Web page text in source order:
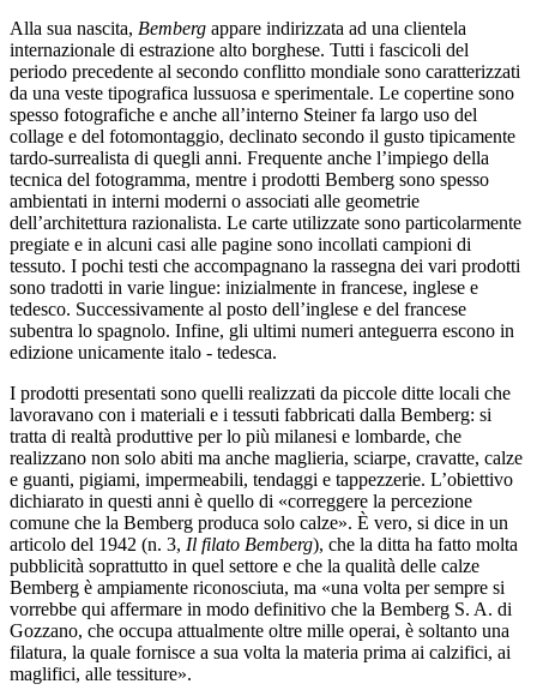
Alla sua nascita, Bemberg appare indirizzata ad una clientela
internazionale di estrazione alto borghese. Tutti i fascicoli del
periodo precedente al secondo conflitto mondiale sono caratterizzati
da una veste tipografica lussuosa e sperimentale. Le copertine sono
spesso fotografiche e anche all’interno Steiner fa largo uso del
collage e del fotomontaggio, declinato secondo il gusto tipicamente
tardo-surrealista di quegli anni. Frequente anche l’impiego della
tecnica del fotogramma, mentre i prodotti Bemberg sono spesso
ambientati in interni moderni o associati alle geometrie
dell’architettura razionalista. Le carte utilizzate sono particolarmente
pregiate e in alcuni casi alle pagine sono incollati campioni di
tessuto. I pochi testi che accompagnano la rassegna dei vari prodotti
sono tradotti in varie lingue: inizialmente in francese, inglese e
tedesco. Successivamente al posto dell’inglese e del francese
subentra lo spagnolo. Infine, gli ultimi numeri anteguerra escono in
edizione unicamente italo - tedesca.
I prodotti presentati sono quelli realizzati da piccole ditte locali che
lavoravano con i materiali e i tessuti fabbricati dalla Bemberg: si
tratta di realtà produttive per lo più milanesi e lombarde, che
realizzano non solo abiti ma anche maglieria, sciarpe, cravatte, calze
e guanti, pigiami, impermeabili, tendaggi e tappezzerie. L’obiettivo
dichiarato in questi anni è quello di «correggere la percezione
comune che la Bemberg produca solo calze». È vero, si dice in un
articolo del 1942 (n. 3, Il filato Bemberg), che la ditta ha fatto molta
pubblicità soprattutto in quel settore e che la qualità delle calze
Bemberg è ampiamente riconosciuta, ma «una volta per sempre si
vorrebbe qui affermare in modo definitivo che la Bemberg S. A. di
Gozzano, che occupa attualmente oltre mille operai, è soltanto una
filatura, la quale fornisce a sua volta la materia prima ai calzifici, ai
maglifici, alle tessiture».